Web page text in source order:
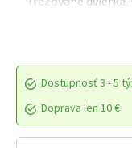
Dostupnosť3 - 5
Doprava len 10 €